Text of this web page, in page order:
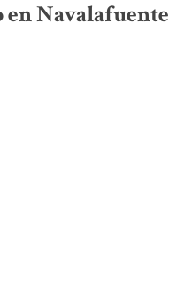
en Navalafuente